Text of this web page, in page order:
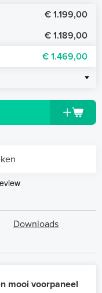
€ 1.199,00
€ 1.189,00
€ 1.469,00
Downloads
mooi voorpaneel